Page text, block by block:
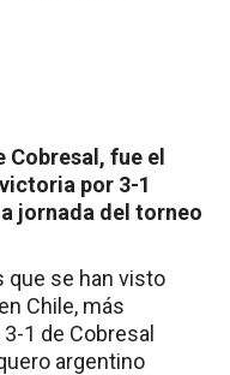
Cobresal, fue el
por 3-1
jornada del torneo
que se han visto
Chile, más
1 de Cobresal
argentino